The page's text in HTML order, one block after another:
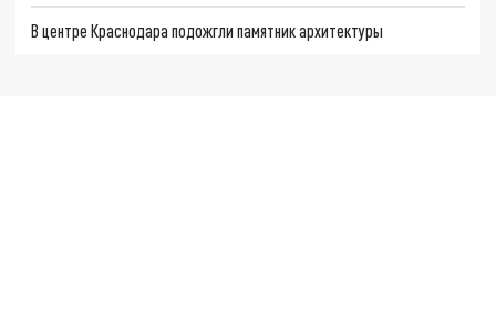
В центре Краснодара подожгли памятник архитектуры